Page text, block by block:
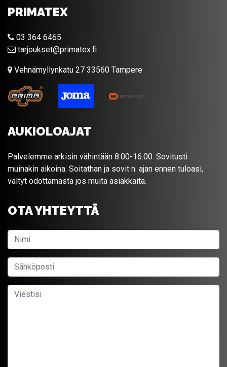
PRIMATEX
03 364 6465
tarjoukset@primatex.fi
Vehnämyllynkatu 27 33560 Tampere
AUKIOLOAJAT
Palvelemme arkisin vähintään 8.00-16.00. Sovitusti
muinakin aikoina. Soitathan ja sovit n. ajan ennen tuloasi,
vältyt odottamasta jos muita asiakkaita.
OTA YHTEYTTÄ